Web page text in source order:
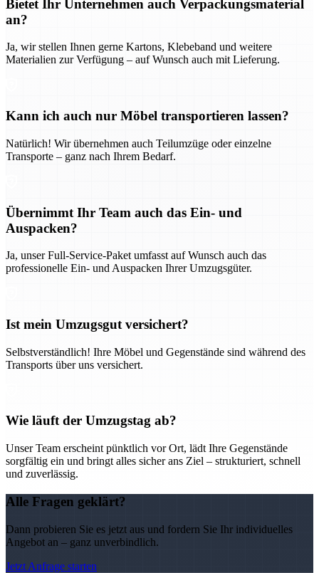
Bietet Ihr Unternehmen auch Verpackungsmaterial
an?
Ja, wir stellen Ihnen gerne Kartons, Klebeband und weitere
Materialien zur Verfügung – auf Wunsch auch mit Lieferung.
Kann ich auch nur Möbel transportieren lassen?
Natürlich! Wir übernehmen auch Teilumzüge oder einzelne
Transporte – ganz nach Ihrem Bedarf.
Übernimmt Ihr Team auch das Ein- und
Auspacken?
Ja, unser Full-Service-Paket umfasst auf Wunsch auch das
professionelle Ein- und Auspacken Ihrer Umzugsgüter.
Ist mein Umzugsgut versichert?
Selbstverständlich! Ihre Möbel und Gegenstände sind während des
Transports über uns versichert.
Wie läuft der Umzugstag ab?
Unser Team erscheint pünktlich vor Ort, lädt Ihre Gegenstände
sorgfältig ein und bringt alles sicher ans Ziel – strukturiert, schnell
und zuverlässig.
Alle Fragen geklärt?
Dann probieren Sie es jetzt aus und fordern Sie Ihr individuelles
Angebot an – ganz unverbindlich.
Jetzt Anfrage starten